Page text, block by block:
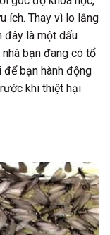
ích. Thay vì lo lắng
đây là một dấu
bạn đang có tổ
bạn hành động
khi thiệt hại